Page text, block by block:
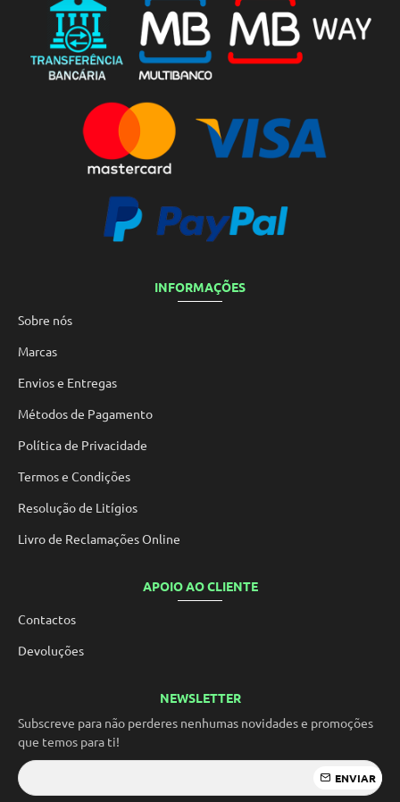
INFORMAÇÕES
Sobre nós
Marcas
Envios e Entregas
Métodos de Pagamento
Política de Privacidade
Termos e Condições
Resolução de Litígios
Livro de Reclamações Online
APOIO AO CLIENTE
Contactos
Devoluções
NEWSLETTER
Subscreve para não perderes nenhumas novidades e promoções
que temos para ti!
ENVIAR